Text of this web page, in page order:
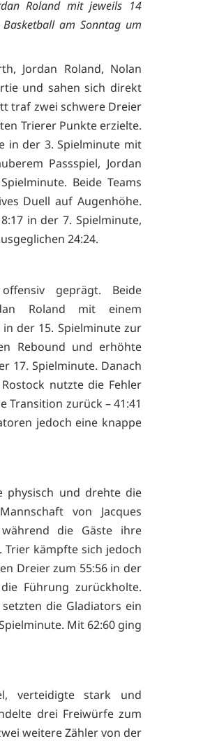
Roland mit jeweils 14
Basketball am Sonntag um
Jordan Roland, Nolan
und sahen sich direkt
traf zwei schwere Dreier
Trierer Punkte erzielte.
in der 3. Spielminute mit
Passspiel, Jordan
Beide Teams
Duell auf Augenhöhe.
in der 7. Spielminute,
24:24.
geprägt. Beide
Roland mit einem
der 15. Spielminute zur
Rebound und erhöhte
17. Spielminute. Danach
nutzte die Fehler
Transition zurück – 41:41
jedoch eine knappe
physisch und drehte die
von Jacques
die Gäste ihre
kämpfte sich jedoch
Dreier zum 55:56 in der
Führung zurückholte.
die Gladiators ein
Mit 62:60 ging
verteidigte stark und
drei Freiwürfe zum
weitere Zähler von der